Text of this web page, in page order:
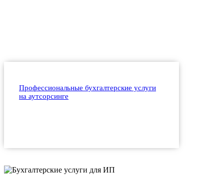
Профессиональные бухгалтерские услуги
на аутсорсинге